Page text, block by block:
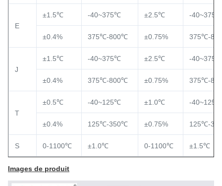
E
±1.5℃ -40~375℃ ±2.5℃ -40~375℃
±0.4% 375℃-800℃ ±0.75% 375℃-
J
±1.5℃ -40~375℃ ±2.5℃ -40~375℃
±0.4% 375℃-800℃ ±0.75% 375℃-
T
±0.5℃ -40~125℃ ±1.0℃ -40~125℃
±0.4% 125℃-350℃ ±0.75% 125℃-
S 0-1100℃ ±1.0℃ 0-1100℃ ±1.5℃
Images de produit